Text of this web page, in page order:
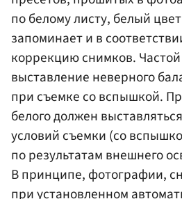
по белому листу, белый
запоминает и в
коррекцию снимков.
выставление неверного
при съемке со вспышкой.
белого должен
условий съемки (со
по результатам внешнего
В принципе, фотографии,
при установленном